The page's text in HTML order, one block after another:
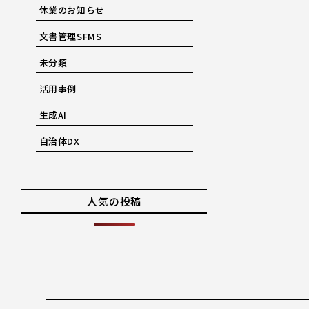
休業のお知らせ
文書管理SFMS
未分類
活用事例
生成AI
自治体DX
人気の投稿